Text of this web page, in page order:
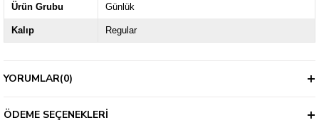
Ürün Grubu Günlük
Kalıp Regular
YORUMLAR(0)
ÖDEME SEÇENEKLERI